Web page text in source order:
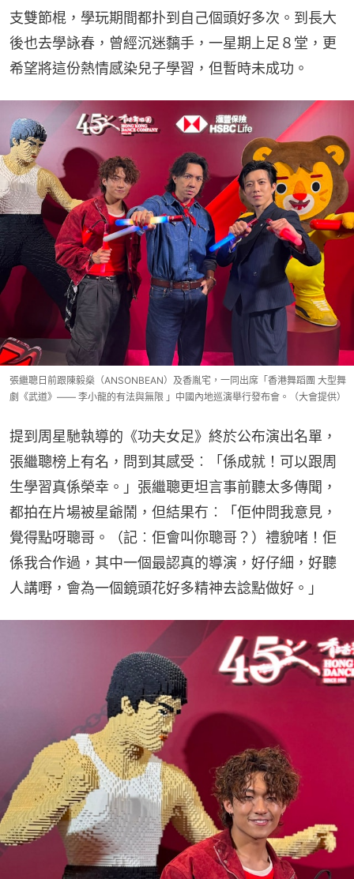
支雙節棍，學玩期間都扑到自己個頭好多次。到長大
後也去學詠春，曾經沉迷黐手，一星期上足８堂，更
希望將這份熱情感染兒子學習，但暫時未成功。
張繼聰日前跟陳毅燊（ANSONBEAN）及香胤宅，一同出席「香港舞蹈團 大型舞
劇《武道》—— 李小龍的有法與無限 」中國內地巡演舉行發布會。（大會提供）
提到周星馳執導的《功夫女足》終於公布演出名單，
張繼聰榜上有名，問到其感受︰「係成就！可以跟周
生學習真係榮幸。」張繼聰更坦言事前聽太多傳聞，
都拍在片場被星爺鬧，但結果冇︰「佢仲問我意見，
覺得點呀聰哥。（記︰佢會叫你聰哥？）禮貌啫！佢
係我合作過，其中一個最認真的導演，好仔細，好聽
人講嘢，會為一個鏡頭花好多精神去諗點做好。」